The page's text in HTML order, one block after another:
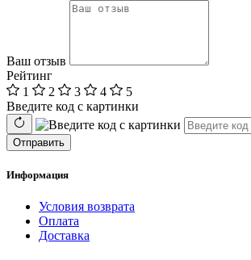
Ваш отзыв
Рейтинг
1
2 3 4
5
Введите код с картинки
Отправить
Информация
Условия возврата
Оплата
Доставка